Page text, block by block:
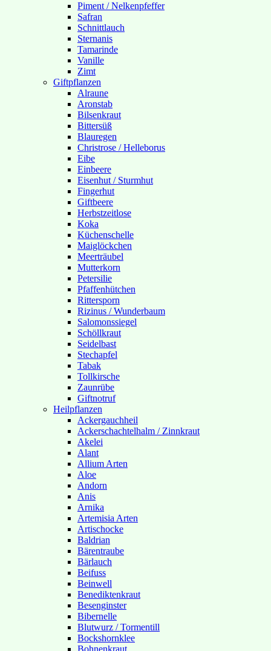
Piment / Nelkenpfeffer
Safran
Schnittlauch
Sternanis
Tamarinde
Vanille
Zimt
Giftpflanzen
Alraune
Aronstab
Bilsenkraut
Bittersüß
Blauregen
Christrose / Helleborus
Eibe
Einbeere
Eisenhut / Sturmhut
Fingerhut
Giftbeere
Herbstzeitlose
Koka
Küchenschelle
Maiglöckchen
Meerträubel
Mutterkorn
Petersilie
Pfaffenhütchen
Rittersporn
Rizinus / Wunderbaum
Salomonssiegel
Schöllkraut
Seidelbast
Stechapfel
Tabak
Tollkirsche
Zaunrübe
Giftnotruf
Heilpflanzen
Ackergauchheil
Ackerschachtelhalm / Zinnkraut
Akelei
Alant
Allium Arten
Aloe
Andorn
Anis
Arnika
Artemisia Arten
Artischocke
Baldrian
Bärentraube
Bärlauch
Beifuss
Beinwell
Benediktenkraut
Besenginster
Bibernelle
Blutwurz / Tormentill
Bockshornklee
Bohnenkraut